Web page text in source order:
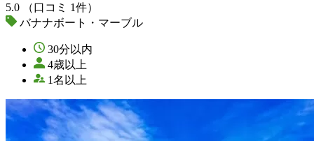
5.0
（口コミ 1件）
バナナボート・マーブル
30分以内
4歳以上
1名以上